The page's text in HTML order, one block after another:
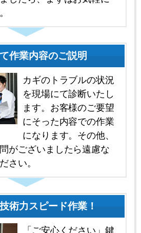
作業内容のご説明
カギのトラブルの状況
を現場にて診断いたし
ます。お客様のご要望
にそった内容での作業
になります。その他、
がございましたら遠慮な
さい。
術力スピード作業！
「ご安心ください」鍵